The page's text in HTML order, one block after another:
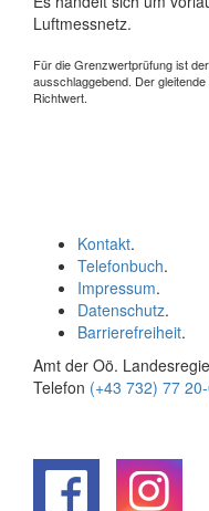
Luftmessnetz.
Für die Grenzwertprüfung ist
ausschlaggebend. Der
Richtwert.
Kontakt.
Telefonbuch.
Impressum.
Datenschutz.
Barrierefreiheit.
Amt der Oö.
Telefon (+43 732) 77